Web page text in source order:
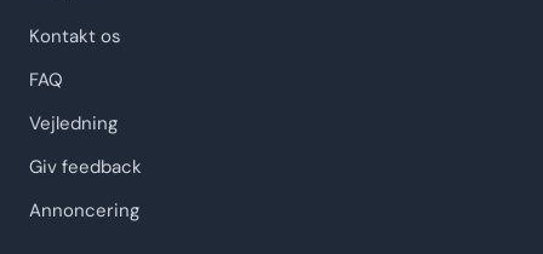
Kontakt os
FAQ
Vejledning
Giv feedback
Annoncering